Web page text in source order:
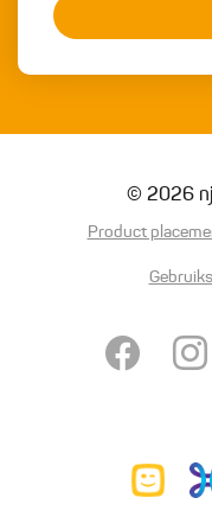
© 2026
Product